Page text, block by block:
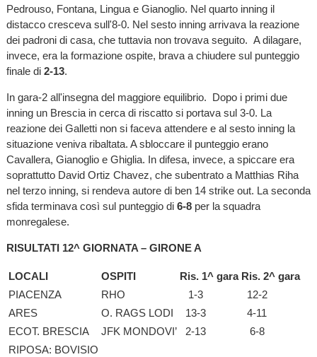
Pedrouso, Fontana, Lingua e Gianoglio. Nel quarto inning il
distacco cresceva sull'8-0. Nel sesto inning arrivava la reazione
dei padroni di casa, che tuttavia non trovava seguito. A dilagare,
invece, era la formazione ospite, brava a chiudere sul punteggio
finale di 2-13.
In gara-2 all'insegna del maggiore equilibrio. Dopo i primi due
inning un Brescia in cerca di riscatto si portava sul 3-0. La
reazione dei Galletti non si faceva attendere e al sesto inning la
situazione veniva ribaltata. A sbloccare il punteggio erano
Cavallera, Gianoglio e Ghiglia. In difesa, invece, a spiccare era
soprattutto David Ortiz Chavez, che subentrato a Matthias Riha
nel terzo inning, si rendeva autore di ben 14 strike out. La seconda
sfida terminava così sul punteggio di6-8 per la squadra
monregalese.
RISULTATI 12^ GIORNATA – GIRONE A
LOCALI OSPITI Ris. 1^ gara Ris. 2^ gara
PIACENZA
RHO 1-3
12-2
ARES
O. RAGS LODI 13-3
4-11
ECOT. BRESCIA
JFK MONDOVI’ 2-13
6-8
RIPOSA: BOVISIO